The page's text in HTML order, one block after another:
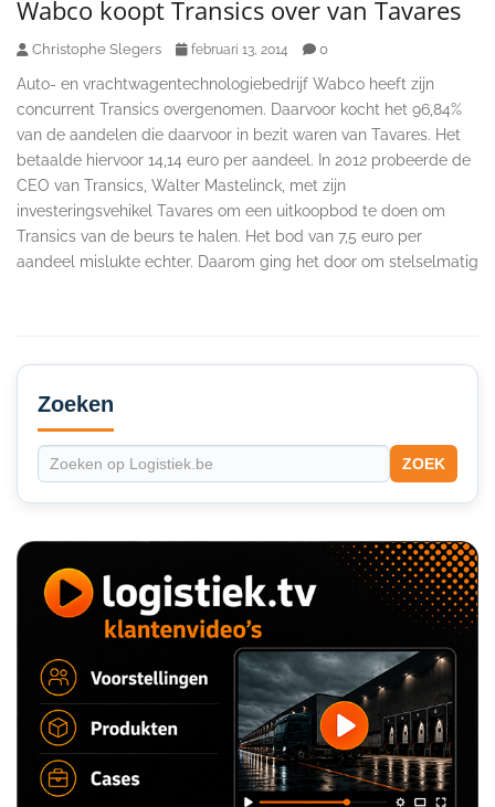
Wabco koopt Transics over van Tavares
Christophe Slegers februari 13, 2014 0
Auto- en vrachtwagentechnologiebedrijf Wabco heeft zijn
concurrent Transics overgenomen. Daarvoor kocht het 96,84%
van de aandelen die daarvoor in bezit waren van Tavares. Het
betaalde hiervoor 14,14 euro per aandeel. In 2012 probeerde de
CEO van Transics, Walter Mastelinck, met zijn
investeringsvehikel Tavares om een uitkoopbod te doen om
Transics van de beurs te halen. Het bod van 7,5 euro per
aandeel mislukte echter. Daarom ging het door om stelselmatig
Secondary
Sidebar
Zoeken
ZOEK